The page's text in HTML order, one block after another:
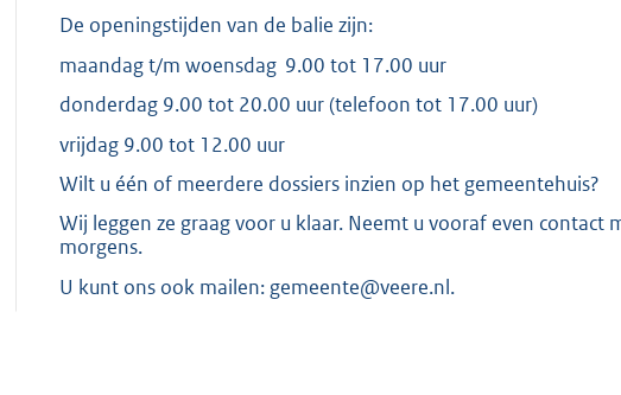
De openingstijden van de balie zijn:
maandag t/m woensdag 9.00 tot 17.00 uur
donderdag 9.00 tot 20.00 uur (telefoon tot 17.00 uur)
vrijdag 9.00 tot 12.00 uur
Wilt u één of meerdere dossiers inzien op het gemeentehuis?
Wij leggen ze graag voor u klaar. Neemt u vooraf even
morgens.
U kunt ons ook mailen: gemeente@veere.nl.